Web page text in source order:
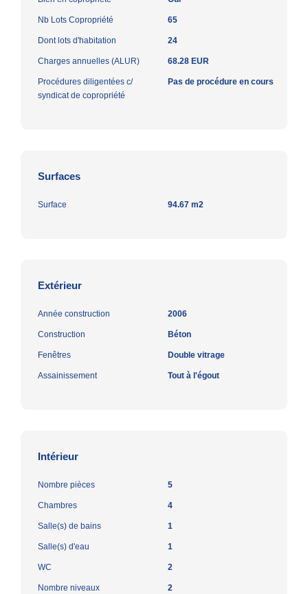
Nb Lots Copropriété 65
Dont lots d'habitation 24
Charges annuelles (ALUR) 68.28 EUR
Procédures diligentées c/
syndicat de copropriété
Pas de procédure en cours
Surfaces
Surface 94.67 m2
Extérieur
Année construction 2006
Construction Béton
Fenêtres Double vitrage
Assainissement Tout à l'égout
Intérieur
Nombre pièces 5
Chambres 4
Salle(s) de bains 1
Salle(s) d'eau 1
WC 2
Nombre niveaux 2